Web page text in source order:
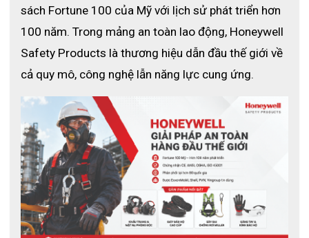
sách Fortune 100 của Mỹ với lịch sử phát triển hơn
100 năm. Trong mảng an toàn lao động, Honeywell
Safety Products là thương hiệu dẫn đầu thế giới về
cả quy mô, công nghệ lẫn năng lực cung ứng.